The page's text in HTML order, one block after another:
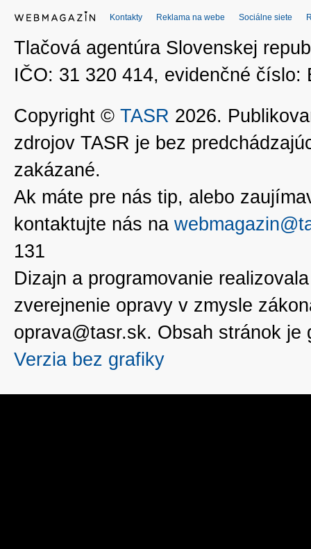
Kontakty Reklama na webe Sociálne siete
Tlačová agentúra Slovenskej
IČO: 31 320 414, evidenčné číslo:
Copyright © TASR 2026.
zdrojov TASR je bez
zakázané.
Ak máte pre nás tip, alebo
kontaktujte nás na
131
Dizajn a programovanie
zverejnenie opravy v zmysle
oprava@tasr.sk. Obsah stránok
Verzia bez grafiky